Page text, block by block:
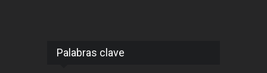
Palabras clave